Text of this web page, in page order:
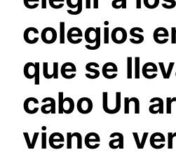
colegios
que se
cabo Un
viene a